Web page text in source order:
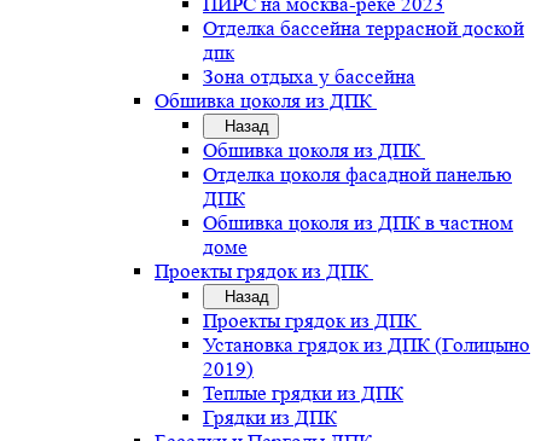
Отделка бассейна террасной доской
дпк
Зона отдыха у бассейна
Обшивка цоколя из ДПК
Назад
Обшивка цоколя из ДПК
Отделка цоколя фасадной панелью
ДПК
Обшивка цоколя из ДПК в частном
доме
Проекты грядок из ДПК
Назад
Проекты грядок из ДПК
Установка грядок из ДПК (Голицыно
2019)
Теплые грядки из ДПК
Грядки из ДПК